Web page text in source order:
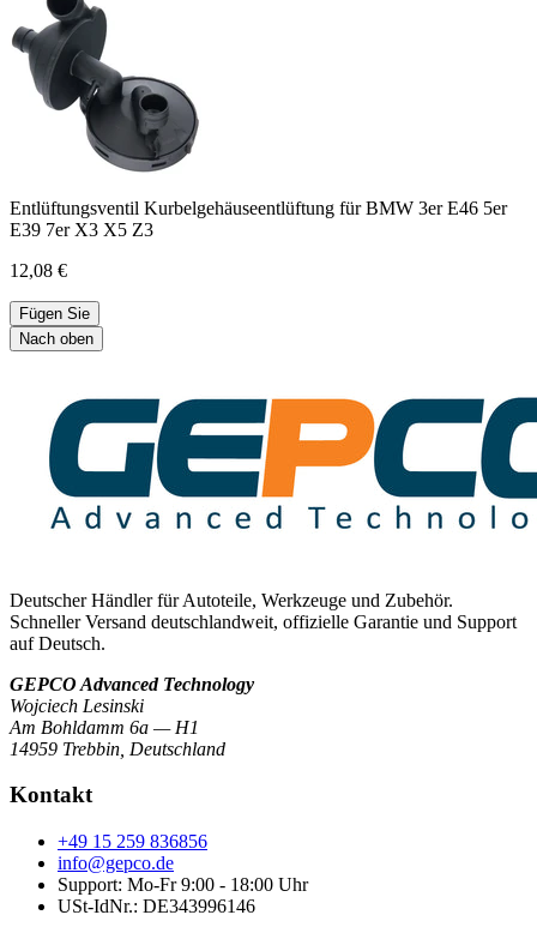
Entlüftungsventil Kurbelgehäuseentlüftung für BMW 3er E46 5er
E39 7er X3 X5 Z3
12,08 €
Fügen Sie
Nach oben
Deutscher Händler für Autoteile, Werkzeuge und Zubehör.
Schneller Versand deutschlandweit, offizielle Garantie und Support
auf Deutsch.
GEPCO Advanced Technology
Wojciech Lesinski
Am Bohldamm 6a — H1
14959 Trebbin Deutschland
Kontakt
+49 15 259 836856
info@gepco.de
Support: Mo-Fr 9:00 - 18:00 Uhr
USt-IdNr.: DE343996146